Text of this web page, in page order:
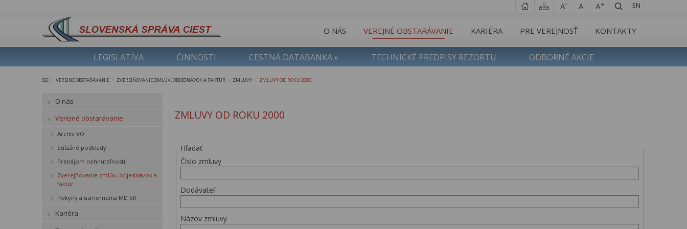
EN
O NÁS VEREJNÉ OBSTARÁVANIE KARIÉRA PRE VEREJNOSŤ KONTAKTY
LEGISLATÍVA ČINNOSTI CESTNÁ DATABANKA » TECHNICKÉ PREDPISY REZORTU ODBORNÉ AKCIE
SSC VEREJNÉ OBSTARÁVANIE ZVEREJŇOVANIE ZMLÚV, OBJEDNÁVOK A FAKTÚR ZMLUVY ZMLUVY OD ROKU 2000
ZMLUVY OD ROKU 2000
Hľadať
Číslo zmluvy
Dodávateľ
Názov zmluvy
O nás
Verejné obstarávanie
Archív VO
Súťažné podklady
Prenájom nehnuteľností
Zverejňovanie zmlúv, objednávok a
faktúr
Pokyny a usmernenia MD SR
Kariéra